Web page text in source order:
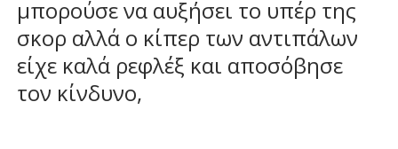
μπορούσε να αυξήσει το υπέρ της
σκορ αλλά ο κίπερ των αντιπάλων
είχε καλά ρεφλέξ και αποσόβησε
τον κίνδυνο,